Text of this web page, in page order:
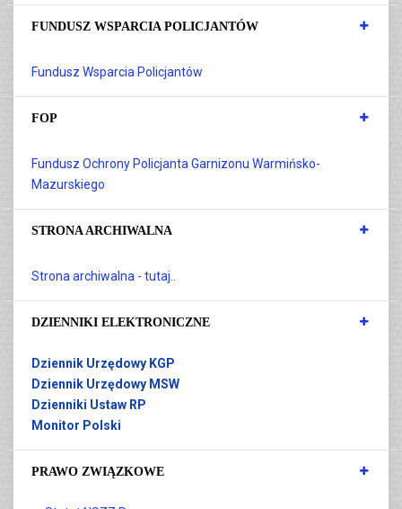
FUNDUSZ WSPARCIA POLICJANTÓW
Fundusz Wsparcia Policjantów
FOP
Fundusz Ochrony Policjanta Garnizonu Warmińsko-
Mazurskiego
STRONA ARCHIWALNA
Strona archiwalna - tutaj..
DZIENNIKI ELEKTRONICZNE
Dziennik Urzędowy KGP
Dziennik Urzędowy MSW
Dzienniki Ustaw RP
Monitor Polski
PRAWO ZWIĄZKOWE